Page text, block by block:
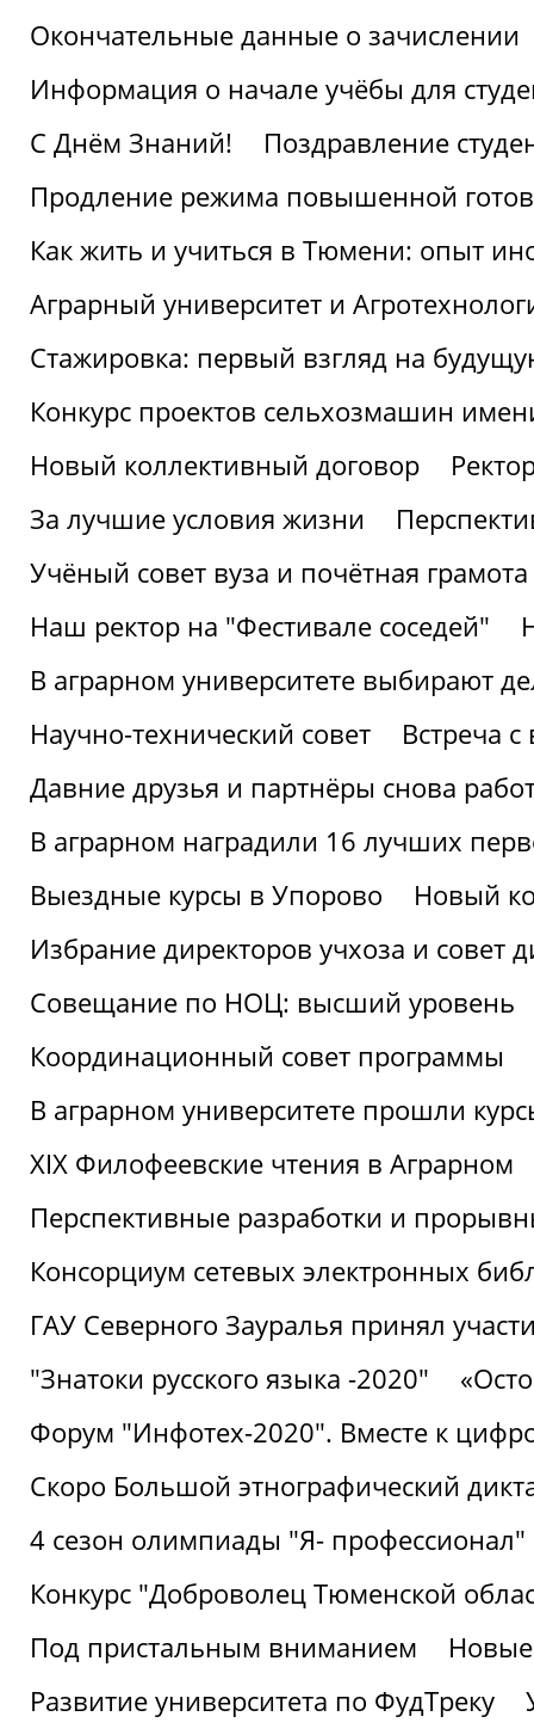
Окончательные данные о зачислении
Информация о начале учёбы для
С Днём Знаний!
Поздравление
Продление режима повышенной
Как жить и учиться в Тюмени: опыт
Аграрный университет и
Стажировка: первый взгляд на
Конкурс проектов сельхозмашин
Новый коллективный договор
За лучшие условия жизни
Учёный совет вуза и почётная
Наш ректор на "Фестивале соседей"
В аграрном университете выбирают
Научно-технический совет
Встреча
Давние друзья и партнёры снова
В аграрном наградили 16 лучших
Выездные курсы в Упорово
Новый
Избрание директоров учхоза и совет
Совещание по НОЦ: высший уровень
Координационный совет программы
В аграрном университете прошли
XIX Филофеевские чтения в Аграрном
Перспективные разработки и
Консорциум сетевых электронных
ГАУ Северного Зауралья принял
"Знатоки русского языка -2020"
Форум "Инфотех-2020". Вместе к
Скоро Большой этнографический
4 сезон олимпиады "Я- профессионал"
Конкурс "Доброволец Тюменской
Под пристальным вниманием
Развитие университета по ФудТреку